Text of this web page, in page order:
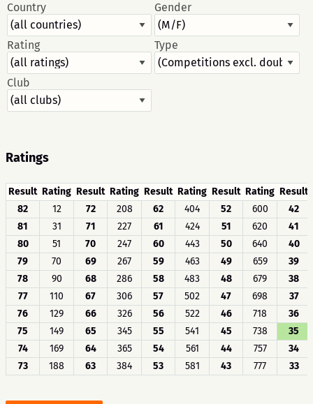
Country Gender
Rating Type
Club
Ratings
Result Rating Result Rating Result Rating Result Rating Result
82
12 72 208 62 404 52 600
42
81
31 71 227 61 424 51 620
41
80
51 70 247 60 443 50 640
40
79
70 69 267 59 463 49 659
39
78
90 68 286 58 483 48 679
38
77
110 67 306 57 502 47 698
37
76
129 66 326 56 522 46 718
36
75
149 65 345 55 541 45 738
35
74
169 64 365 54 561 44 757
34
73
188 63 384 53 581 43 777 33